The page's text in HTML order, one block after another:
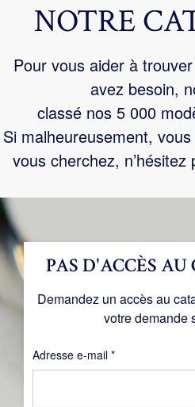
NOTRE
Pour vous aider à
avez besoin,
classé nos 5 000
Si malheureusement,
vous cherchez,
PAS D'ACCÈS AU
Demandez un accès au
votre demande
Adresse e-mail *Obligatoire